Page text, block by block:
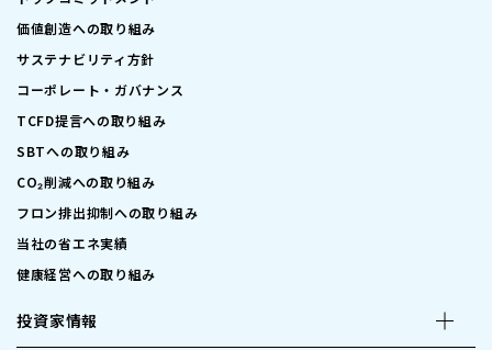
価値創造への取り組み
サステナビリティ方針
コーポレート・ガバナンス
TCFD提言への取り組み
SBTへの取り組み
CO₂削減への取り組み
フロン排出抑制への取り組み
当社の省エネ実績
健康経営への取り組み
投資家情報